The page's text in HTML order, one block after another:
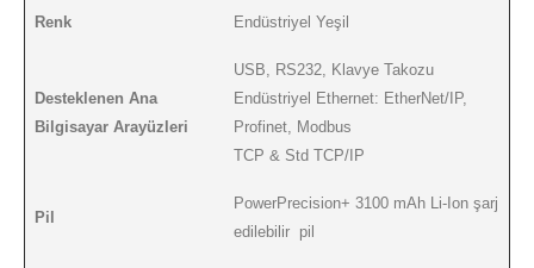
Renk Endüstriyel Yeşil
Desteklenen Ana
Bilgisayar Arayüzleri
USB, RS232, Klavye Takozu
Endüstriyel Ethernet: EtherNet/IP,
Profinet, Modbus
TCP & Std TCP/IP
Pil
PowerPrecision+ 3100 mAh Li-Ion şarj
edilebilir pil